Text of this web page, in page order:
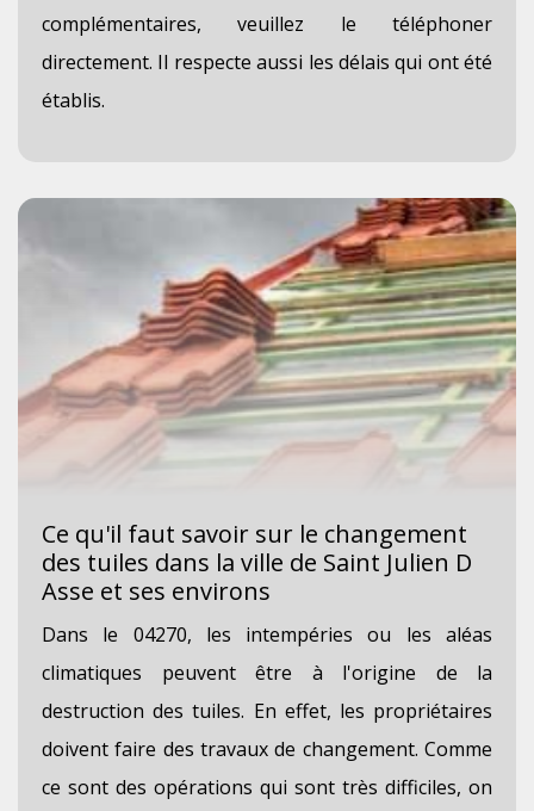
complémentaires, veuillez le téléphoner
directement. Il respecte aussi les délais qui ont été
établis.
Ce qu'il faut savoir sur le changement
des tuiles dans la ville de Saint Julien D
Asse et ses environs
Dans le 04270, les intempéries ou les aléas
climatiques peuvent être à l'origine de la
destruction des tuiles. En effet, les propriétaires
doivent faire des travaux de changement. Comme
ce sont des opérations qui sont très difficiles, on